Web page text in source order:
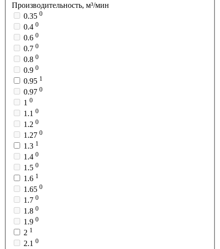
Производительность, м³/мин
0.35 0
0.4 0
0.6 0
0.7 0
0.8 0
0.9 0
0.95 1
0.97 0
1 0
1.1 0
1.2 0
1.27 0
1.3 1
1.4 0
1.5 0
1.6 1
1.65 0
1.7 0
1.8 0
1.9 0
2 1
2.1 0